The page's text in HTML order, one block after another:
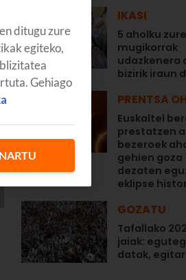
IKASI
5 aholku zure
mugikorrak
udazkenera
bizirik iraun
PRENTSA
Euskaltel
prestatzen
bezeroek
gehien goza
dezaten
eklipse
GOZATU
Tafallako
jaiak:
datak,
ditugu zure
egiteko,
Gehiago